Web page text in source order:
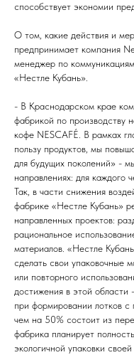
способствует экономии
О том, какие действия и
предпринимает компания
менеджер по
«Нестле Кубань».
- В Краснодарском крае
фабрикой по производству
кофе NESCAFÉ. В рамках
пользу продуктов, мы
для будущих поколений» -
направлениях: для каждого
Так, в части снижения
фабрике «Нестле Кубань»
направленных проектов:
рациональное
материалов. «Нестле
сделать свои упаковочные
или повторного
достижения в этой области
при формировании лотков с
чем на 50% состоит из
фабрика планирует
экологичной упаковки